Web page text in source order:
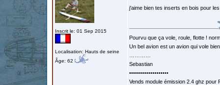
Inscrit le: 01 Sep 2015
Localisation: Hauts de seine
Âge: 62
j'aime bien tes inserts en bois pour
Pourvu que ça vole, roule, flotte !
Un bel avion est un avion qui vole
Sebastian
••••••••••••••••••••
Vends module émission 2.4 ghz